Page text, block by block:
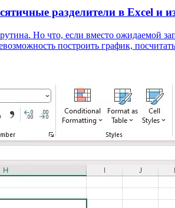
разделители в Excel и
Но что, если вместо ожидаемой
построить график,